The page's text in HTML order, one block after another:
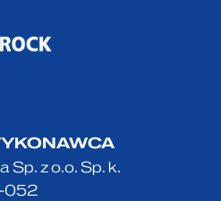
z o.o. Sp. k.
052